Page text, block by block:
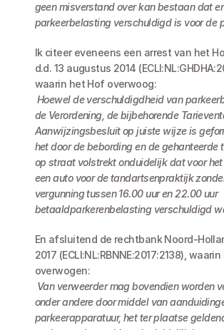
geen misverstand over kan bestaan dat er
parkeerbelasting verschuldigd is voor de
Ik citeer eveneens een arrest van het
d.d. 13 augustus 2014
waarin het Hof overwoog:
Hoewel de verschuldigdheid van
de Verordening, de bijbehorende
Aanwijzingsbesluit op juiste wijze is
het door de bebording en de gehanteerde
op straat volstrekt onduidelijk dat voor
een auto voor de tandartsenpraktijk
vergunning tussen 16.00 uur en 22.00 uur
betaaldparkerenbelasting verschuldigd
En afsluitend de rechtbank Noord-
2017 (ECLI:NL:RBNNE:2017:2138), waarin
overwogen:
Van verweerder mag bovendien worden
onder andere door middel van
parkeerapparatuur, het ter plaatse